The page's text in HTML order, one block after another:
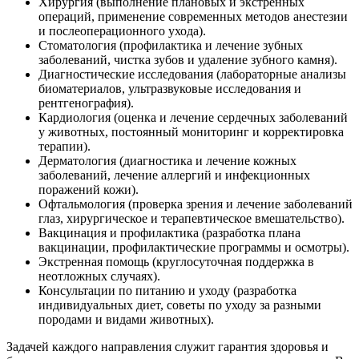
операций, применение современных методов анестезии
и послеоперационного ухода).
Стоматология (профилактика и лечение зубных
заболеваний, чистка зубов и удаление зубного камня).
Диагностические исследования (лабораторные анализы
биоматериалов, ультразвуковые исследования и
рентгенография).
Кардиология (оценка и лечение сердечных заболеваний
у животных, постоянный мониторинг и корректировка
терапии).
Дерматология (диагностика и лечение кожных
заболеваний, лечение аллергий и инфекционных
поражений кожи).
Офтальмология (проверка зрения и лечение заболеваний
глаз, хирургическое и терапевтическое вмешательство).
Вакцинация и профилактика (разработка плана
вакцинации, профилактические программы и осмотры).
Экстренная помощь (круглосуточная поддержка в
неотложных случаях).
Консультации по питанию и уходу (разработка
индивидуальных диет, советы по уходу за разными
породами и видами животных).
Задачей каждого направления служит гарантия здоровья и